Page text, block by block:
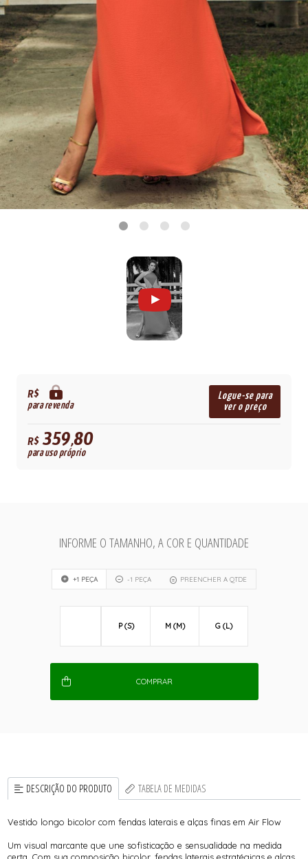
R$
para revenda
Logue-se para
ver o preço
R$359,80
para uso próprio
INFORME O TAMANHO, A COR E QUANTIDADE
+1 PEÇA -1 PEÇA PREENCHER A QTDE
P (S) M (M) G (L)
COMPRAR
DESCRIÇÃO DO PRODUTO TABELA DE MEDIDAS
Vestido longo bicolor com fendas laterais e alças finas em Air Flow
Um visual marcante que une sofisticação e sensualidade na medida